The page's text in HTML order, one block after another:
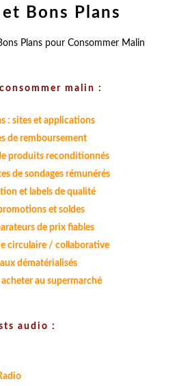
et Bons Plans
malin :
: sites et applications
de remboursement
produits reconditionnés
de sondages rémunérés
et labels de qualité
et soldes
de prix fiables
circulaire / collaborative
dématérialisés
au supermarché
audio :